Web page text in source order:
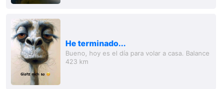
He terminado...
Bueno, hoy es el día para volar a casa. Balance
423 km